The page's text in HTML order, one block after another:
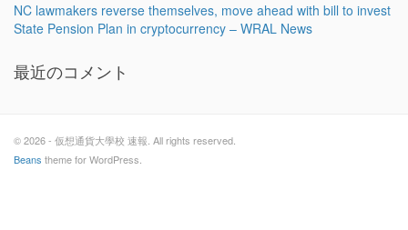
NC lawmakers reverse themselves, move ahead with bill to invest
State Pension Plan in cryptocurrency – WRAL News
最近のコメント
© 2026 - 仮想通貨大學校 速報. All rights reserved.
Beans theme for WordPress.